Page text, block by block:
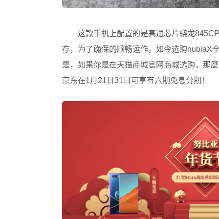
这款手机上配置的是高通芯片骁龙
存，为了确保的顺畅运作。如今选购nubiaX
是，如果你是在天猫商城官网商城选购，那
京东在1月21日31日可享有六期免息分期！